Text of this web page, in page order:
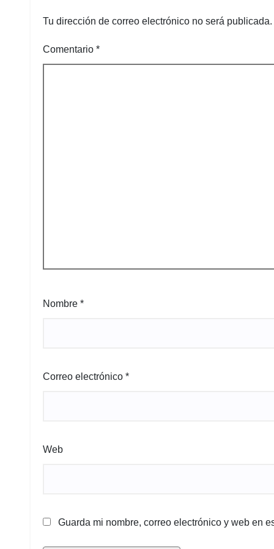
Tu dirección de correo electrónico no será publicada.
Comentario *
Nombre *
Correo electrónico *
Web
Guarda mi nombre, correo electrónico y web en